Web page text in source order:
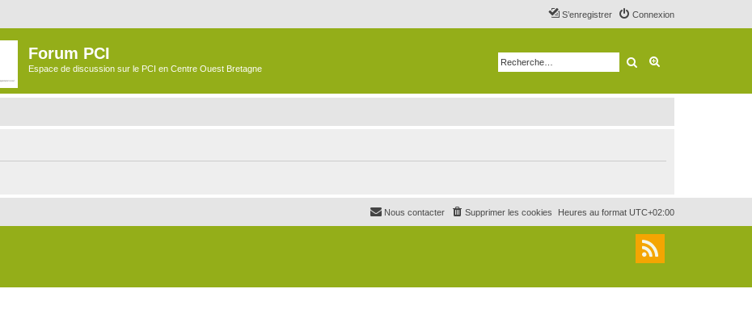
Connexion
S’enregistrer
Forum PCI
Espace de discussion sur le PCI en Centre Ouest Bretagne Rechercher
Heures au format UTC+02:00
Supprimer les cookies
Nous contacter